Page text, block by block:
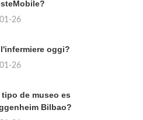
26
oggi?
26
tipo de museo es
Bilbao?